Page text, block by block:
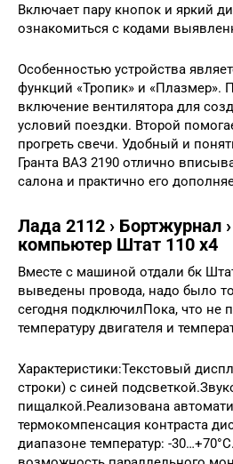
Включает пару кнопок и яркий
ознакомиться с кодами
Особенностью устройства
функций «Тропик» и «Плазмер».
включение вентилятора для
условий поездки. Второй
прогреть свечи. Удобный и
Гранта ВАЗ 2190 отлично
салона и практично его
Лада 2112 › Бортжурнал
компьютер Штат 110 x4
Вместе с машиной отдали бк
выведены провода, надо было
сегодня подключилПока, что не
температуру двигателя и
Характеристики:Текстовый
строки) с синей
пищалкой.Реализована
термокомпенсация контраста
диапазоне температур: -